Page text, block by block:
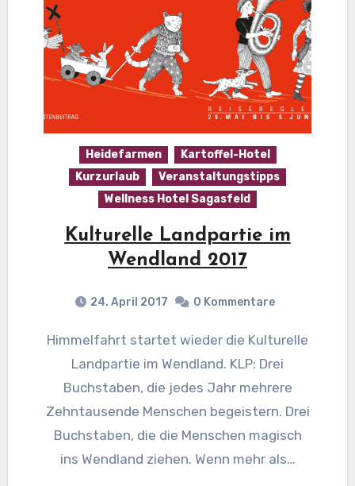
Heidefarmen
Kartoffel-Hotel
Kurzurlaub
Veranstaltungstipps
Wellness Hotel Sagasfeld
Kulturelle Landpartie im
Wendland 2017
24. April 2017 0 Kommentare
Himmelfahrt startet wieder die Kulturelle
Landpartie im Wendland. KLP: Drei
Buchstaben, die jedes Jahr mehrere
Zehntausende Menschen begeistern. Drei
Buchstaben, die die Menschen magisch
ins Wendland ziehen. Wenn mehr als…